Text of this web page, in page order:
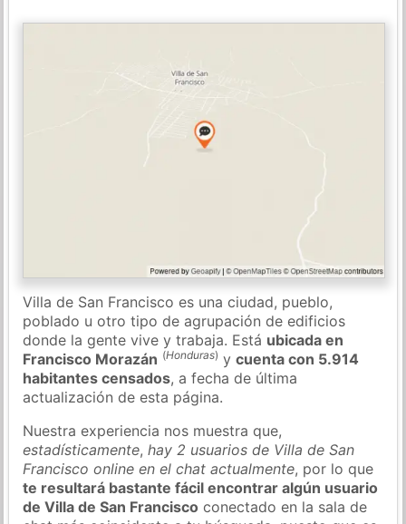
Villa de San Francisco es una ciudad, pueblo,
poblado u otro tipo de agrupación de edificios
donde la gente vive y trabaja. Está ubicada en
Francisco Morazán (Honduras) ycuenta con 5.914
habitantes censados, a fecha de última
actualización de esta página.
Nuestra experiencia nos muestra que,
estadísticamente,hay 2 usuarios de Villa de San
Francisco online en el chat actualmente, por lo que
te resultará bastante fácil encontrar algún usuario
de Villa de San Francisco conectado en la sala de